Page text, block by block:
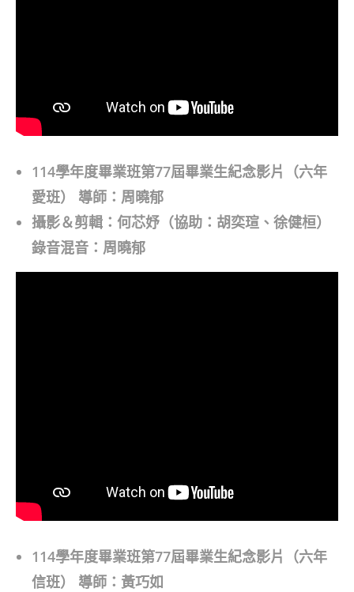
114學年度畢業班第77屆畢業生紀念影片（六年
愛班） 導師：周曉郁
攝影＆剪輯：何芯妤（協助：胡奕瑄、徐健桓）
錄音混音：周曉郁
114學年度畢業班第77屆畢業生紀念影片（六年
信班） 導師：黃巧如